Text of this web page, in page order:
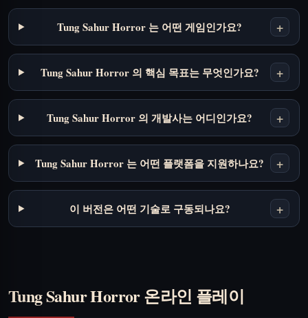
Tung Sahur Horror 는 어떤 게임인가요? +
Tung Sahur Horror 의 핵심 목표는 무엇인가요? +
Tung Sahur Horror 의 개발사는 어디인가요? +
Tung Sahur Horror 는 어떤 플랫폼을 지원하나요? +
이 버전은 어떤 기술로 구동되나요? +
Tung Sahur Horror 온라인 플레이